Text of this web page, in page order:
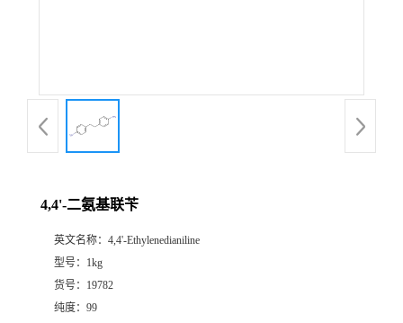
4,4'-二氨基联苄
英文名称： 4,4'-Ethylenedianiline
型号： 1kg
货号： 19782
纯度： 99